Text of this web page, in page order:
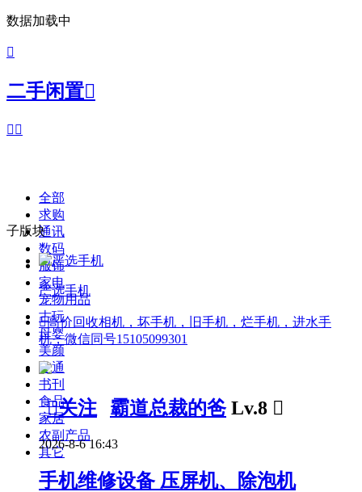
数据加载中

二手闲置
 
全部
求购
通讯
数码
服饰
家电
宠物用品
古玩
母婴
美颜
交通
书刊
食品
家居
农副产品
其它
子版块
严选手机
高价回收相机，坏手机，旧手机，烂手机，进水手
机，微信同号15105099301
关注 霸道总裁的爸 Lv.8 
2026-8-6 16:43
手机维修设备 压屏机、除泡机